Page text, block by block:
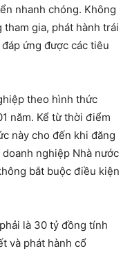
nhanh chóng. Không
gia, phát hành trái
ứng được các tiêu
theo hình thức
năm. Kể từ thời điểm
này cho đến khi đăng
nghiệp Nhà nước
bắt buộc điều kiện
là 30 tỷ đồng tính
và phát hành cổ